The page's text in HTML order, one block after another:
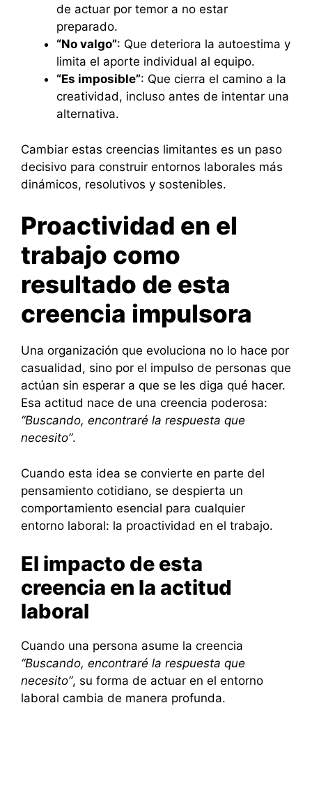
de actuar por temor a no estar
preparado.
“No valgo”: Que deteriora la autoestima y
limita el aporte individual al equipo.
“Es imposible”: Que cierra el camino a la
creatividad, incluso antes de intentar una
alternativa.
Cambiar estas creencias limitantes es un paso
decisivo para construir entornos laborales más
dinámicos, resolutivos y sostenibles.
Proactividad en el
trabajo como
resultado de esta
creencia impulsora
Una organización que evoluciona no lo hace por
casualidad, sino por el impulso de personas que
actúan sin esperar a que se les diga qué hacer.
Esa actitud nace de una creencia poderosa:
“Buscando, encontraré la respuesta que
necesito”.
Cuando esta idea se convierte en parte del
pensamiento cotidiano, se despierta un
comportamiento esencial para cualquier
entorno laboral: la proactividad en el trabajo.
El impacto de esta
creencia en la actitud
laboral
Cuando una persona asume la creencia
“Buscando, encontraré la respuesta que
necesito”, su forma de actuar en el entorno
laboral cambia de manera profunda.